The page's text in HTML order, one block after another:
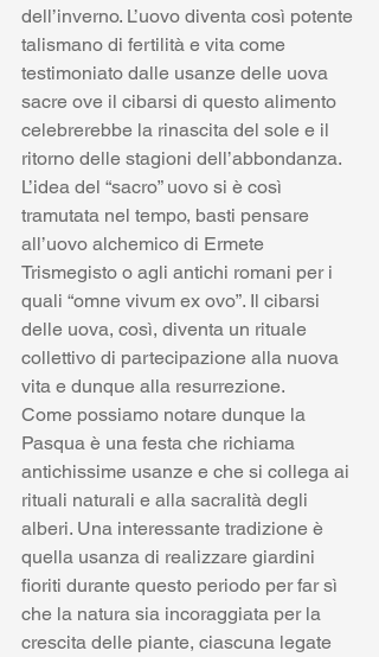
dell’inverno. L’uovo diventa così potente
talismano di fertilità e vita come
testimoniato dalle usanze delle uova
sacre ove il cibarsi di questo alimento
celebrerebbe la rinascita del sole e il
ritorno delle stagioni dell’abbondanza.
L’idea del “sacro” uovo si è così
tramutata nel tempo, basti pensare
all’uovo alchemico di Ermete
Trismegisto o agli antichi romani per i
quali “omne vivum ex ovo”. Il cibarsi
delle uova, così, diventa un rituale
collettivo di partecipazione alla nuova
vita e dunque alla resurrezione.
Come possiamo notare dunque la
Pasqua è una festa che richiama
antichissime usanze e che si collega ai
rituali naturali e alla sacralità degli
alberi. Una interessante tradizione è
quella usanza di realizzare giardini
fioriti durante questo periodo per far sì
che la natura sia incoraggiata per la
crescita delle piante, ciascuna legate